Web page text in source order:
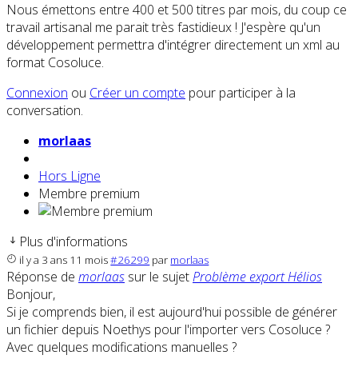
Nous émettons entre 400 et 500 titres par mois, du coup ce
travail artisanal me parait très fastidieux ! J'espère qu'un
développement permettra d'intégrer directement un xml au
format Cosoluce.
Connexion ou Créer un compte pour participer à la
conversation.
morlaas
Hors Ligne
Membre premium
Plus d'informations
il y a 3 ans 11 mois#26299 par morlaas
Réponse de morlaas sur le sujetProblème export Hélios
Bonjour,
Si je comprends bien, il est aujourd'hui possible de générer
un fichier depuis Noethys pour l'importer vers Cosoluce ?
Avec quelques modifications manuelles ?